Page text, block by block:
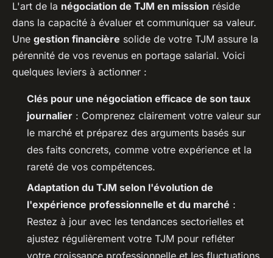
L'art de la négociation de TJM en mission réside
dans la capacité à évaluer et communiquer sa valeur.
Une gestion financière solide de votre TJM assure la
pérennité de vos revenus en portage salarial. Voici
quelques leviers à actionner :
Clés pour une négociation efficace de son taux
journalier : Comprenez clairement votre valeur sur
le marché et préparez des arguments basés sur
des faits concrets, comme votre expérience et la
rareté de vos compétences.
Adaptation du TJM selon l'évolution de
l'expérience professionnelle et du marché :
Restez à jour avec les tendances sectorielles et
ajustez régulièrement votre TJM pour refléter